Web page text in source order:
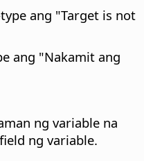
ang "Target is not
ang "Nakamit ang
ng variable na
ng variable.